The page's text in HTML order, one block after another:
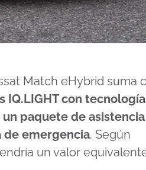
Match eHybrid suma
con tecnología
paquete de
de emergencia. Según
un valor